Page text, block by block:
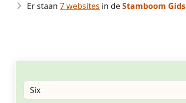
Er staan 7 websites in deStamboom Gids